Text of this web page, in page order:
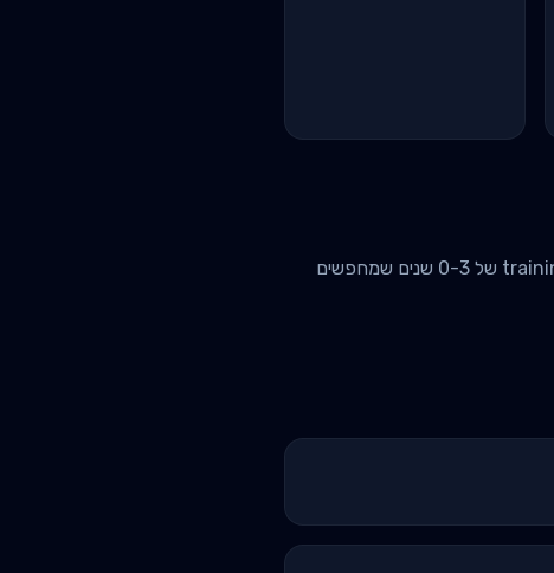
גברים ונשים שרוצים להגדיל מסת שריר, להוסיף נפח לכתפיים, חזה, גב ורגליים. בדרך כלל עם training age של 0-3 שנים שמחפשים